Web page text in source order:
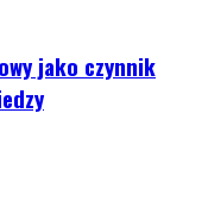
jako czynnik